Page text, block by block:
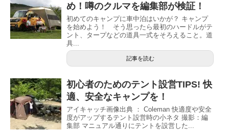
め！噂のクルマを編集部が検証！
初めてのキャンプに車中泊はいかが？ キャンプ
を始めよう！ そう思ったら最初のハードルがテ
ント、タープなどの道具一式をそろえること。道
具...
記事を読む
初心者のためのテント設営TIPS! 快
適、安全なキャンプを！
アイキャッチ画像出典 ： Coleman 快適度や安全
度がアップするテント設営時の小ネタ 撮影：編
集部 マニュアル通りにテントを設営した...